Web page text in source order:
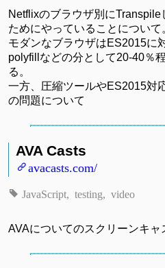
Netflixのブラウザ別に
ためにやっていることについて
モダンなブラウザはES2015に
polyfillなどの分として20-40％
る。
一方、圧縮ツールやES2015対
の問題について
AVA Casts
avacasts.com/
JavaScript testing video
AVAについてのスクリーンキャ